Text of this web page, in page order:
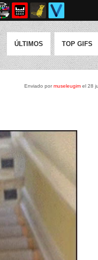
ÚLTIMOS TOP GIFS
Enviado pormuseleugim el 28